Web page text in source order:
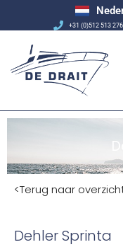
+31 (0)512 513 276
<Terug naar
Dehler Sprinta